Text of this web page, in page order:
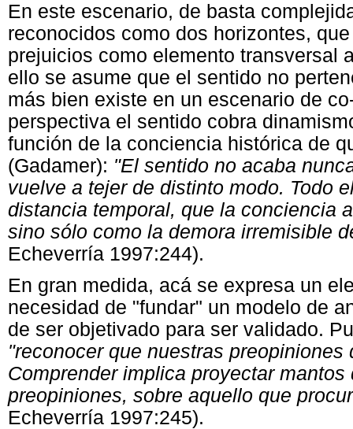
En este escenario, de basta
reconocidos como dos horizontes,
prejuicios como elemento transversal
ello se asume que el sentido no
más bien existe en un escenario de
perspectiva el sentido cobra
función de la conciencia histórica de
(Gadamer): "El sentido no acaba
vuelve a tejer de distinto modo. Todo
distancia temporal, que la conciencia
sino sólo como la demora irremisible
Echeverría 1997:244).
En gran medida, acá se expresa un
necesidad de "fundar" un modelo de
de ser objetivado para ser validado.
"reconocer que nuestras
Comprender implica proyectar
preopiniones, sobre aquello que
Echeverría 1997:245).